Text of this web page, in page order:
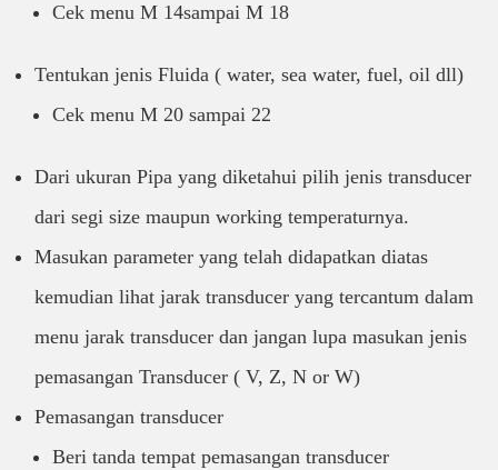
Cek menu M 14sampai M 18
Tentukan jenis Fluida ( water, sea water, fuel, oil dll)
Cek menu M 20 sampai 22
Dari ukuran Pipa yang diketahui pilih jenis transducer
dari segi size maupun working temperaturnya.
Masukan parameter yang telah didapatkan diatas
kemudian lihat jarak transducer yang tercantum dalam
menu jarak transducer dan jangan lupa masukan jenis
pemasangan Transducer ( V, Z, N or W)
Pemasangan transducer
Beri tanda tempat pemasangan transducer